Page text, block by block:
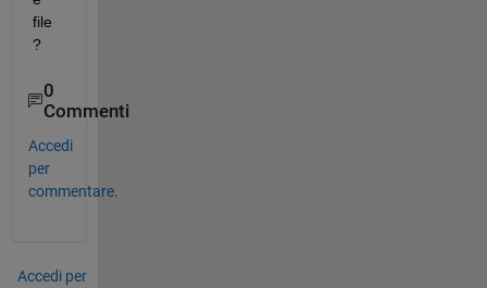
file
?
0
Commenti
Accedi
per
commentare.
Accedi per